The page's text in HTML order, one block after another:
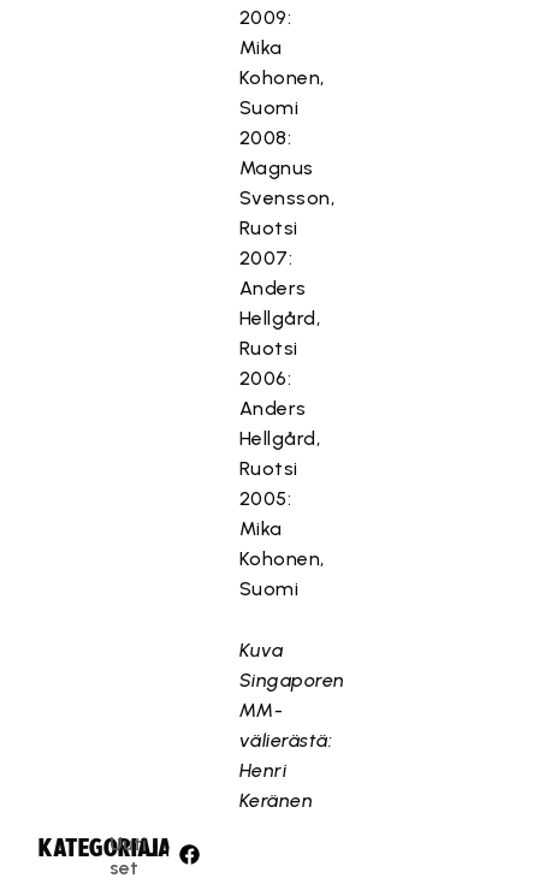
2009:
Mika
Kohonen,
Suomi
2008:
Magnus
Svensson,
Ruotsi
2007:
Anders
Hellgård,
Ruotsi
2006:
Anders
Hellgård,
Ruotsi
2005:
Mika
Kohonen,
Suomi
Kuva
Singaporen
MM-
välierästä:
Henri
Keränen
KATEGORIA:
Uuti
set
JAA: